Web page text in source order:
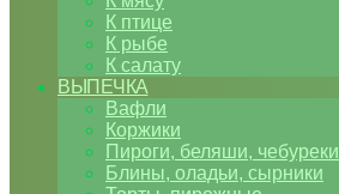
К птице
К рыбе
К салату
ВЫПЕЧКА
Вафли
Коржики
Пироги, беляши, чебуреки
Блины, оладьи, сырники